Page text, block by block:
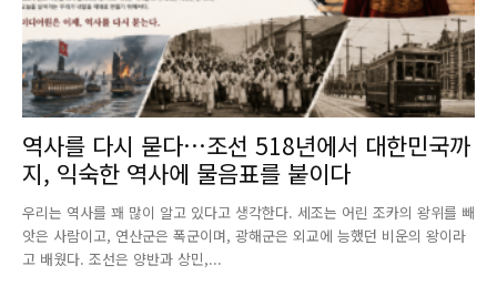
역사를 다시 묻다…조선 518년에서 대한민국까
지, 익숙한 역사에 물음표를 붙이다
우리는 역사를 꽤 많이 알고 있다고 생각한다. 세조는 어린 조카의 왕위를 빼
앗은 사람이고, 연산군은 폭군이며, 광해군은 외교에 능했던 비운의 왕이라
고 배웠다. 조선은 양반과 상민,...